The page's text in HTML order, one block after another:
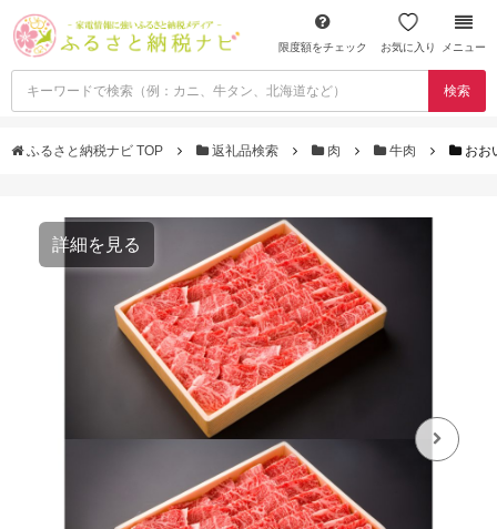
限度額をチェック お気に入り メニュー
検索
ふるさと納税ナビ TOP 返礼品検索 肉 牛肉 おお
詳細を見る